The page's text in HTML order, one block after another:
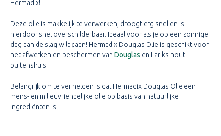
Hermadix!
Deze olie is makkelijk te verwerken, droogt erg snel en is
hierdoor snel overschilderbaar. Ideaal voor als je op een zonnige
dag aan de slag wilt gaan! Hermadix Douglas Olie is geschikt voor
het afwerken en beschermen van Douglas en Lariks hout
buitenshuis.
Belangrijk om te vermelden is dat Hermadix Douglas Olie een
mens- en milieuvriendelijke olie op basis van natuurlijke
ingrediënten is.